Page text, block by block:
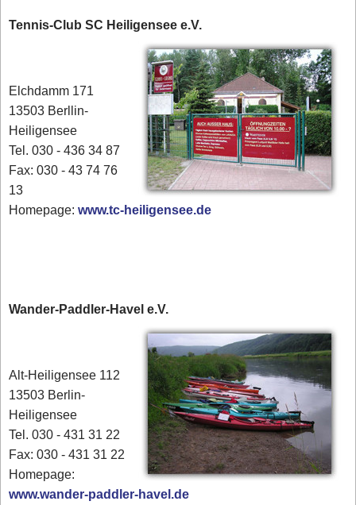
Tennis-Club SC Heiligensee e.V.
Elchdamm 171
13503 Berllin-
Heiligensee
Tel. 030 - 436 34 87
​Fax: 030 - 43 74 76
13
Homepage:www.tc-heiligensee.de
Wander-Paddler-Havel e.V.
Alt-Heiligensee 112
13503 Berlin-
Heiligensee
Tel. 030 - 431 31 22
Fax: 030 - 431 31 22
Homepage:
www.wander-paddler-havel.de